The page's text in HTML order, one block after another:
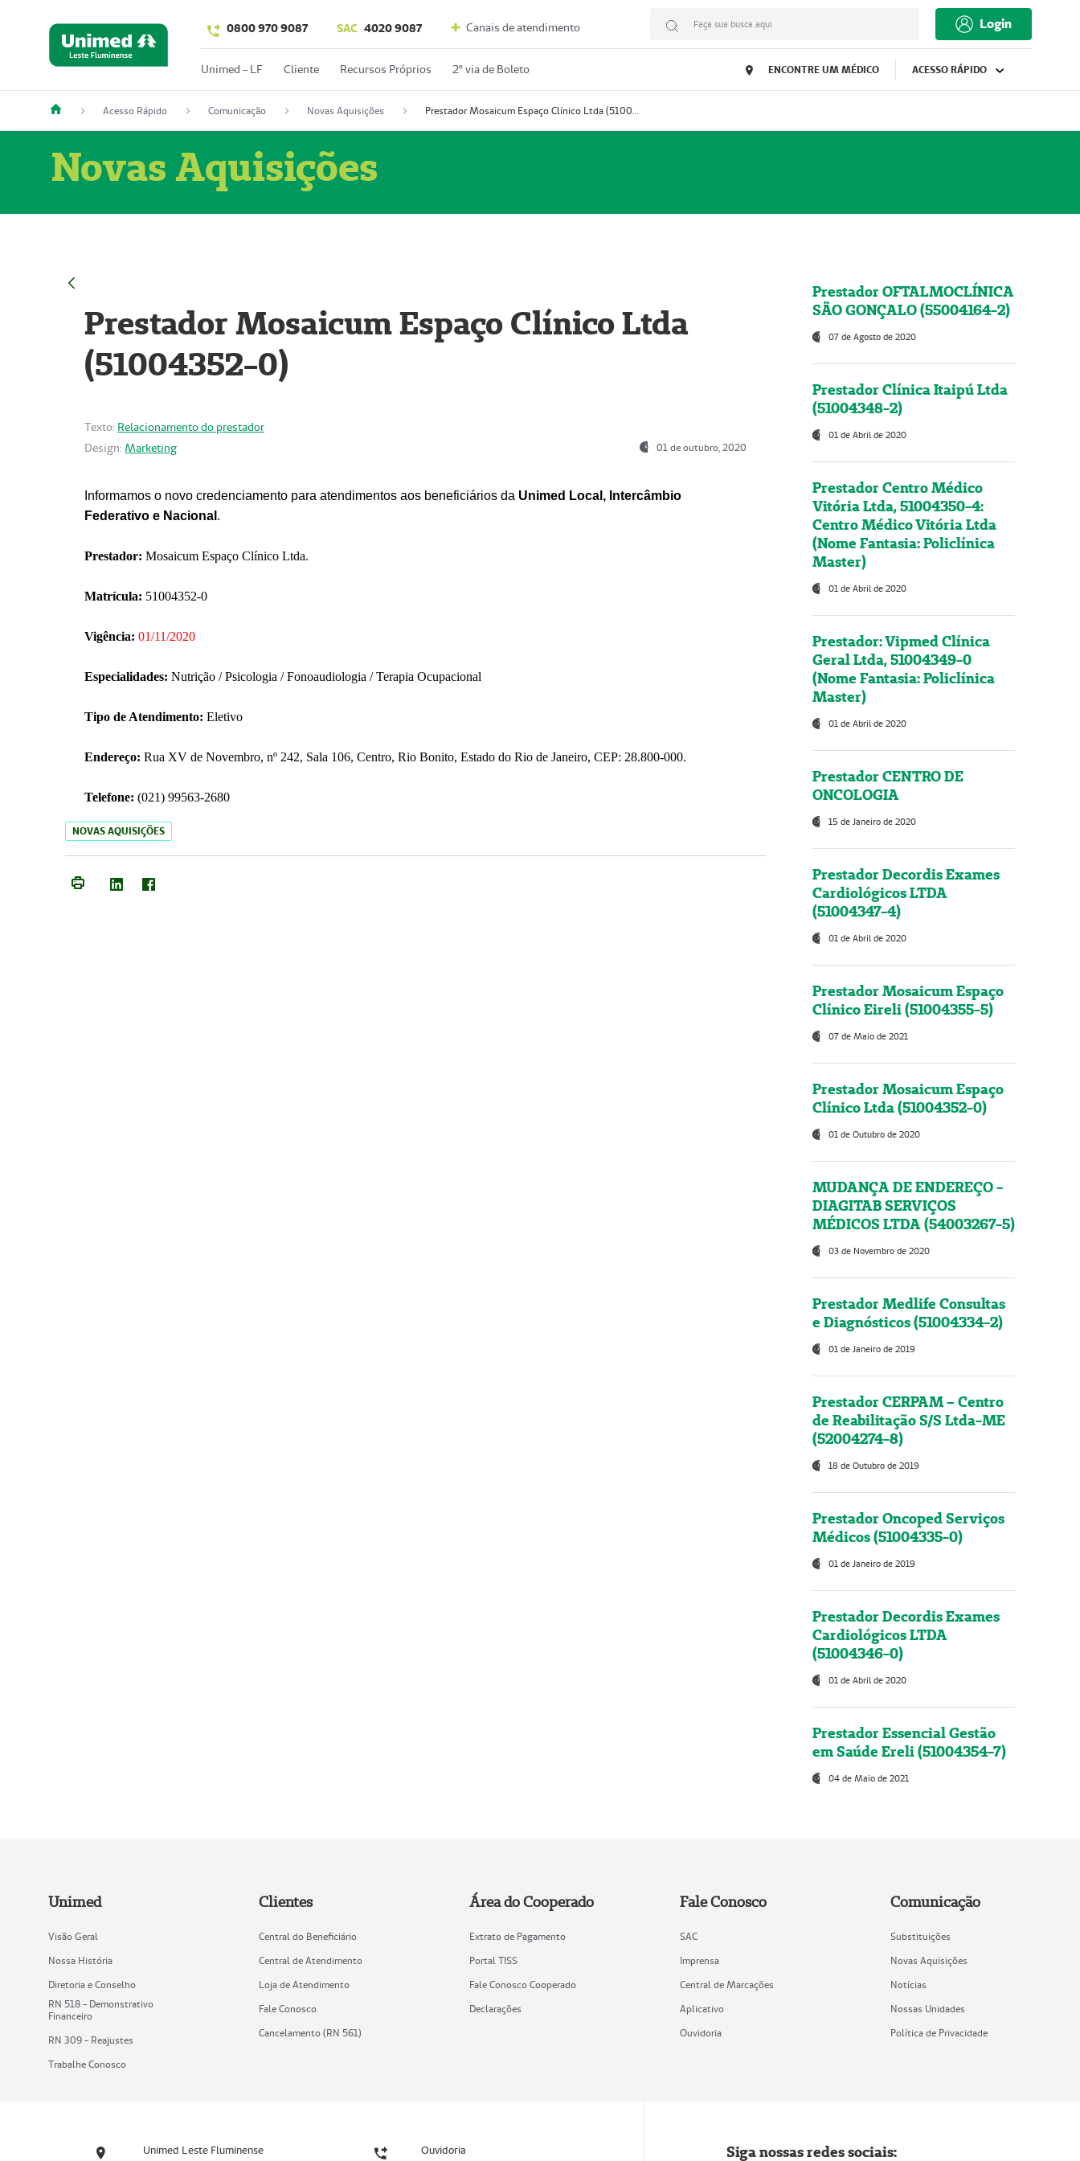
0800 970 9087 SAC 4020 9087 Canais de atendimento Faça sua busca aqui Login
Unimed - LF Cliente Recursos Próprios 2º via de Boleto ENCONTRE UM MÉDICO ACESSO RÁPIDO
Acesso Rápido Comunicação Novas Aquisições Prestador Mosaicum Espaço Clínico Ltda (51004352-0)
Novas Aquisições
Prestador Mosaicum Espaço Clínico Ltda
(51004352-0)
Texto: Relacionamento do prestador
Design: Marketing 01 de outubro, 2020
Informamos o novo credenciamento para atendimentos aos beneficiários da Unimed Local, Intercâmbio
Federativo e Nacional .
Prestador: Mosaicum Espaço Clínico Ltda.
Matrícula: 51004352-0
Vigência: 01/11/2020
Especialidades: Nutrição / Psicologia / Fonoaudiologia / Terapia Ocupacional
Tipo de Atendimento: Eletivo
Endereço: Rua XV de Novembro, nº 242, Sala 106, Centro, Rio Bonito, Estado do Rio de Janeiro, CEP: 28.800-000.
Telefone: (021) 99563-2680
NOVAS AQUISIÇÕES
Prestador OFTALMOCLÍNICA
SÃO GONÇALO (55004164-2)
07 de Agosto de 2020
Prestador Clínica Itaipú Ltda
(51004348-2)
01 de Abril de 2020
Prestador Centro Médico
Vitória Ltda, 51004350-4:
Centro Médico Vitória Ltda
(Nome Fantasia: Policlínica
Master)
01 de Abril de 2020
Prestador: Vipmed Clínica
Geral Ltda, 51004349-0
(Nome Fantasia: Policlínica
Master)
01 de Abril de 2020
Prestador CENTRO DE
ONCOLOGIA
15 de Janeiro de 2020
Prestador Decordis Exames
Cardiológicos LTDA
(51004347-4)
01 de Abril de 2020
Prestador Mosaicum Espaço
Clínico Eireli (51004355-5)
07 de Maio de 2021
Prestador Mosaicum Espaço
Clínico Ltda (51004352-0)
01 de Outubro de 2020
MUDANÇA DE ENDEREÇO -
DIAGITAB SERVIÇOS
MÉDICOS LTDA (54003267-5)
03 de Novembro de 2020
Prestador Medlife Consultas
e Diagnósticos (51004334-2)
01 de Janeiro de 2019
Prestador CERPAM – Centro
de Reabilitação S/S Ltda-ME
(52004274-8)
18 de Outubro de 2019
Prestador Oncoped Serviços
Médicos (51004335-0)
01 de Janeiro de 2019
Prestador Decordis Exames
Cardiológicos LTDA
(51004346-0)
01 de Abril de 2020
Prestador Essencial Gestão
em Saúde Ereli (51004354-7)
04 de Maio de 2021
Unimed
Visão Geral
Nossa História
Diretoria e Conselho
RN 518 - Demonstrativo
Financeiro
RN 309 - Reajustes
Trabalhe Conosco
Clientes
Central do Beneficiário
Central de Atendimento
Loja de Atendimento
Fale Conosco
Cancelamento (RN 561)
Área do Cooperado
Extrato de Pagamento
Portal TISS
Fale Conosco Cooperado
Declarações
Fale Conosco
SAC
Imprensa
Central de Marcações
Aplicativo
Ouvidoria
Comunicação
Substituições
Novas Aquisições
Notícias
Nossas Unidades
Política de Privacidade
Unimed Leste Fluminense Ouvidoria Siga nossas redes sociais: